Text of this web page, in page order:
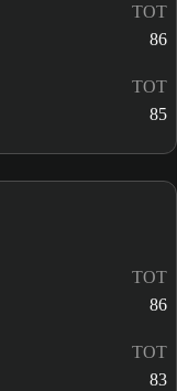
TOT
86
TOT
85
TOT
86
TOT
83